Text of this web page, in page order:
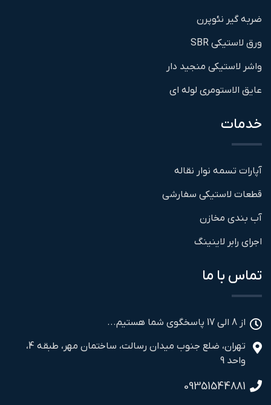
ضربه گیر نئوپرن
ورق لاستیکی SBR
واشر لاستیکی منجید دار
عایق الاستومری لوله ای
خدمات
آپارات تسمه نوار نقاله
قطعات لاستیکی سفارشی
آب بندی مخازن
اجرای رابر لاینینگ
تماس با ما
از 8 الی 17 پاسخگوی شما هستیم...
تهران، ضلع جنوب میدان رسالت، ساختمان مهر، طبقه 4،
واحد 9
09351544881